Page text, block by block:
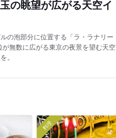
の眺望が広がる天空イ
の泡部分に位置する「ラ・ラナリー
無数に広がる東京の夜景を望む天空
。
料理